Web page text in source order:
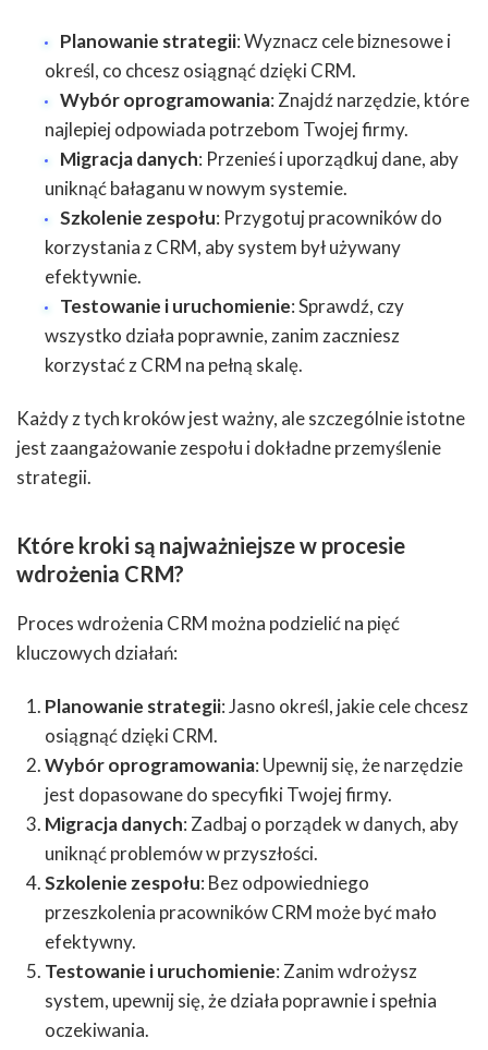
Planowanie strategii: Wyznacz cele biznesowe i
określ, co chcesz osiągnąć dzięki CRM.
Wybór oprogramowania: Znajdź narzędzie, które
najlepiej odpowiada potrzebom Twojej firmy.
Migracja danych: Przenieś i uporządkuj dane, aby
uniknąć bałaganu w nowym systemie.
Szkolenie zespołu: Przygotuj pracowników do
korzystania z CRM, aby system był używany
efektywnie.
Testowanie i uruchomienie: Sprawdź, czy
wszystko działa poprawnie, zanim zaczniesz
korzystać z CRM na pełną skalę.
Każdy z tych kroków jest ważny, ale szczególnie istotne
jest zaangażowanie zespołu i dokładne przemyślenie
strategii.
Które kroki są najważniejsze w procesie
wdrożenia CRM?
Proces wdrożenia CRM można podzielić na pięć
kluczowych działań:
Planowanie strategii: Jasno określ, jakie cele chcesz
osiągnąć dzięki CRM.
Wybór oprogramowania: Upewnij się, że narzędzie
jest dopasowane do specyfiki Twojej firmy.
Migracja danych: Zadbaj o porządek w danych, aby
uniknąć problemów w przyszłości.
Szkolenie zespołu: Bez odpowiedniego
przeszkolenia pracowników CRM może być mało
efektywny.
Testowanie i uruchomienie: Zanim wdrożysz
system, upewnij się, że działa poprawnie i spełnia
oczekiwania.